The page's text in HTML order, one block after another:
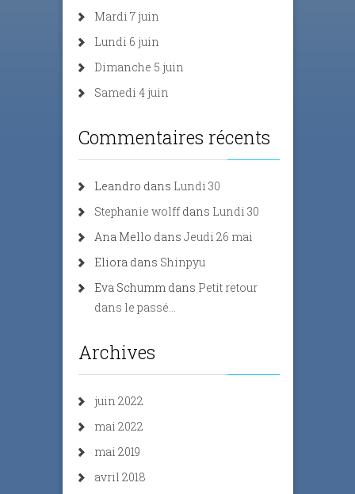
Mardi 7 juin
Lundi 6 juin
Dimanche 5 juin
Samedi 4 juin
Commentaires récents
Leandro dans Lundi 30
Stephanie wolff dans Lundi 30
Ana Mello dans Jeudi 26 mai
Eliora dans Shinpyu
Eva Schumm dans Petit retour
dans le passé…
Archives
juin 2022
mai 2022
mai 2019
avril 2018